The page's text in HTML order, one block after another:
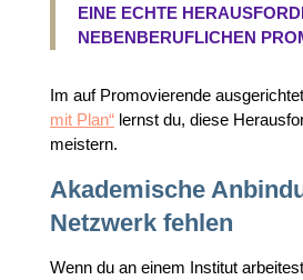
EINE ECHTE
NEBENBERUFLICHEN
Im auf Promovierende
mit Plan“lernst du, diese
meistern.
Akademische
Netzwerk fehlen
Wenn du an einem Institut